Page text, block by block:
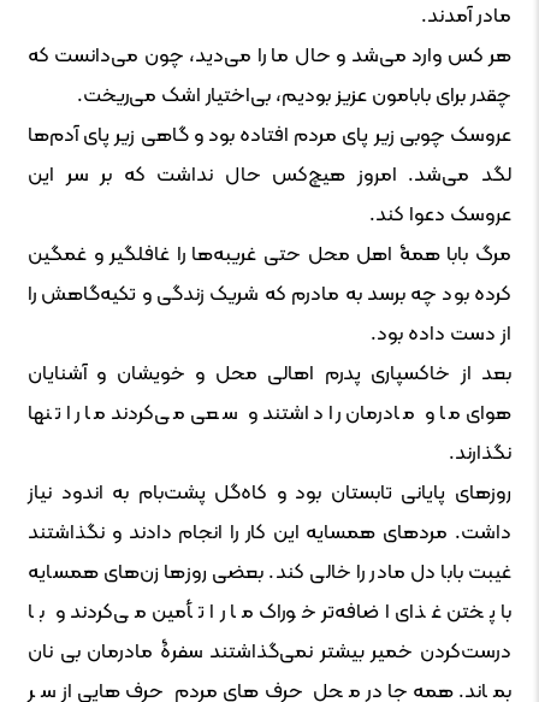
مادر آمدند.
هر کس وارد می‌شد و حال ما را می‌دید، چون می‌دانست که
چقدر برای بابامون عزیز بودیم، بی‌اختیار اشک می‌ریخت.
عروسک چوبی زیر پای مردم افتاده بود و گاهی زیر پای آدم‌ها
لگد می‌شد. امروز هیچ‌کس حال نداشت که بر سر این
عروسک دعوا ‌کند.
مرگ بابا همۀ اهل محل حتی غریبه‌ها را غافلگیر و غمگین
کرده بود چه برسد به مادرم که شریک زندگی و تکیه‌گاهش را
از دست داده بود.
بعد از خاکسپاری پدرم اهالی محل و خویشان و آشنایان
هوای ما و مادرمان را داشتند و سعی می‌کردند ما را تنها
نگذارند.
روزهای پایانی تابستان بود و کاه‌گل پشت‌بام به اندود نیاز
داشت. مردهای همسایه این کار را انجام دادند و نگذاشتند
غیبت بابا دل مادر را خالی کند. بعضی روزها زن‌های همسایه
با پختن غذای اضافه‌تر خوراک ما را تأمین می‌کردند و با
درست‌کردن خمیر بیشتر نمی‌گذاشتند سفرۀ مادرمان بی نان
بماند. همه‌جا در محل حرف‌های مردم حرف‌هایی از سر